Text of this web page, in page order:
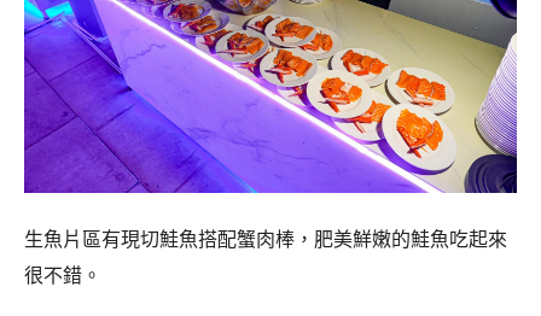
生魚片區有現切鮭魚搭配蟹肉棒，肥美鮮嫩的鮭魚吃起來
很不錯。